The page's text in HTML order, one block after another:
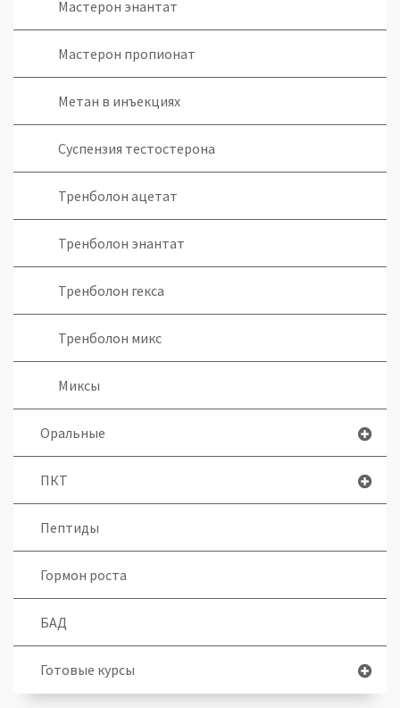
Мастерон энантат
Мастерон пропионат
Метан в инъекциях
Суспензия тестостерона
Тренболон ацетат
Тренболон энантат
Тренболон гекса
Тренболон микс
Миксы
Оральные
ПКТ
Пептиды
Гормон роста
БАД
Готовые курсы